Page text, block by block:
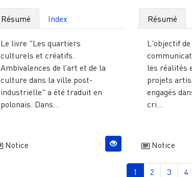
Résumé Index
Le livre "Les quartiers
culturels et créatifs.
Ambivalences de l’art et de la
culture dans la ville post-
industrielle" a été traduit en
polonais. Dans...
Notice
Résumé
L'objectif
les réalités
projets
engagés
cri...
Notice
Page courante
1 Page
2 Page
3 4